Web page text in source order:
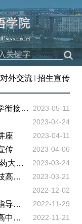
对外交流 招生宣传
我校与南京市中华中学开展“高-高”化学衔接调研交流活动 2023-05-11
2023-04-24
座 2023-04-11
传 2023-04-06
我校举行南京市江宁高级中学第一届“药大班”开班仪式 2023-03-24
我校赴南京师范大学附属中学秦淮科技高中举行共建优质生源基地授... 2023-03-21
2022-12-02
我校走进东山高级中学举办高考选科指导讲座 2022-11-29
我校交响乐团走进南京地区两所生源高中推进招生宣传工作 2022-11-21